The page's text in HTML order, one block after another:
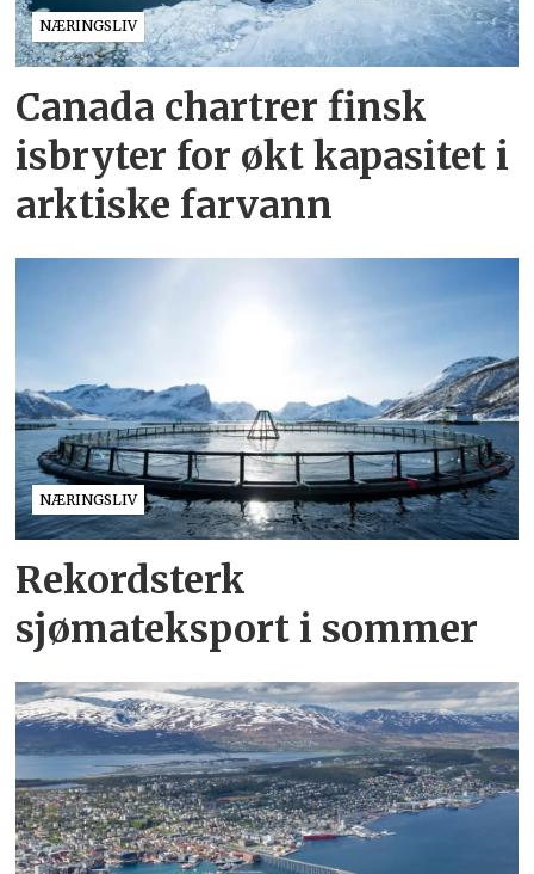
NÆRINGSLIV
Canada chartrer finsk
isbryter for økt kapasitet i
arktiske farvann
NÆRINGSLIV
Rekordsterk
sjømateksport i sommer